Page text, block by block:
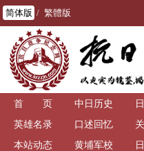
简体版 / 繁體版
首 页 中日历史
英雄名录
口述回忆
本站动态
黄埔军校